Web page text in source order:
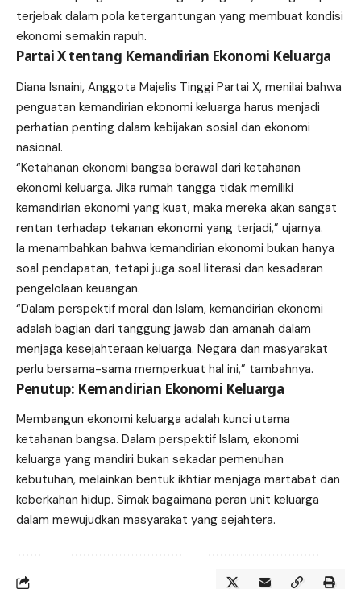
terjebak dalam pola ketergantungan yang membuat kondisi
ekonomi semakin rapuh.
Partai X tentang Kemandirian Ekonomi Keluarga
Diana Isnaini, Anggota Majelis Tinggi Partai X, menilai bahwa
penguatan kemandirian ekonomi keluarga harus menjadi
perhatian penting dalam kebijakan sosial dan ekonomi
nasional.
“Ketahanan ekonomi bangsa berawal dari ketahanan
ekonomi keluarga. Jika rumah tangga tidak memiliki
kemandirian ekonomi yang kuat, maka mereka akan sangat
rentan terhadap tekanan ekonomi yang terjadi,” ujarnya.
Ia menambahkan bahwa kemandirian ekonomi bukan hanya
soal pendapatan, tetapi juga soal literasi dan kesadaran
pengelolaan keuangan.
“Dalam perspektif moral dan Islam, kemandirian ekonomi
adalah bagian dari tanggung jawab dan amanah dalam
menjaga kesejahteraan keluarga. Negara dan masyarakat
perlu bersama-sama memperkuat hal ini,” tambahnya.
Penutup: Kemandirian Ekonomi Keluarga
Membangun ekonomi keluarga adalah kunci utama
ketahanan bangsa. Dalam perspektif Islam, ekonomi
keluarga yang mandiri bukan sekadar pemenuhan
kebutuhan, melainkan bentuk ikhtiar menjaga martabat dan
keberkahan hidup. Simak bagaimana peran unit keluarga
dalam mewujudkan masyarakat yang sejahtera.